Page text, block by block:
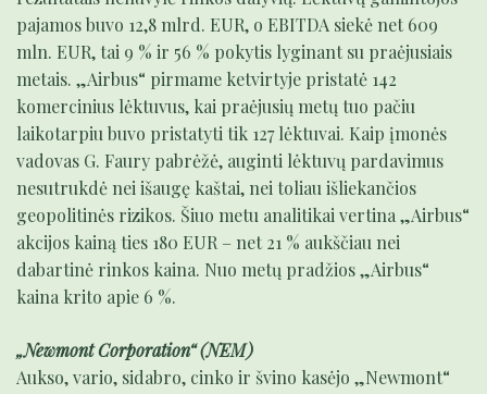
pajamos buvo 12,8 mlrd. EUR, o EBITDA siekė net 609
mln. EUR, tai 9 % ir 56 % pokytis lyginant su praėjusiais
metais. „Airbus“ pirmame ketvirtyje pristatė 142
komercinius lėktuvus, kai praėjusių metų tuo pačiu
laikotarpiu buvo pristatyti tik 127 lėktuvai. Kaip įmonės
vadovas G. Faury pabrėžė, auginti lėktuvų pardavimus
nesutrukdė nei išaugę kaštai, nei toliau išliekančios
geopolitinės rizikos. Šiuo metu analitikai vertina „Airbus“
akcijos kainą ties 180 EUR – net 21 % aukščiau nei
dabartinė rinkos kaina. Nuo metų pradžios „Airbus“
kaina krito apie 6 %.
„Newmont Corporation“ (NEM)
Aukso, vario, sidabro, cinko ir švino kasėjo „Newmont“